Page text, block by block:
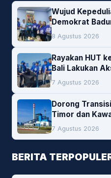
Wujud
Demokrat
Darah
8 Agustus 2026
Rayakan HUT
Bali Lakukan
Lingkungan
7 Agustus 2026
Dorong
Timor dan
Peluang
Cofiring PLTU
7 Agustus 2026
BERITA